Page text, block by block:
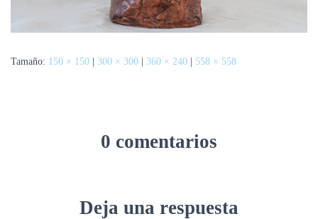
Tamaño: 150 × 150 300 × 300 360 × 240 558 × 558
0 comentarios
Deja una respuesta